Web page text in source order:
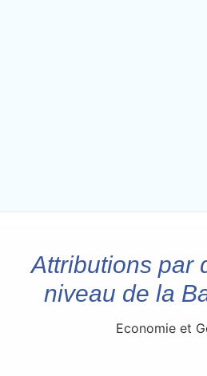
Attributions par
niveau de la
Economie et